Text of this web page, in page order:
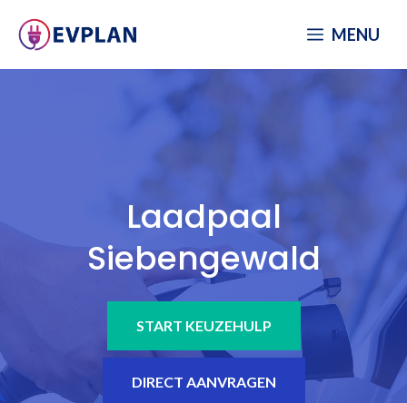
naar
MENU
Laadpaal
Siebengewald
START KEUZEHULP
DIRECT AANVRAGEN